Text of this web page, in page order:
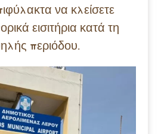
να κλείσετε
εισιτήρια κατά τη
περιόδου.